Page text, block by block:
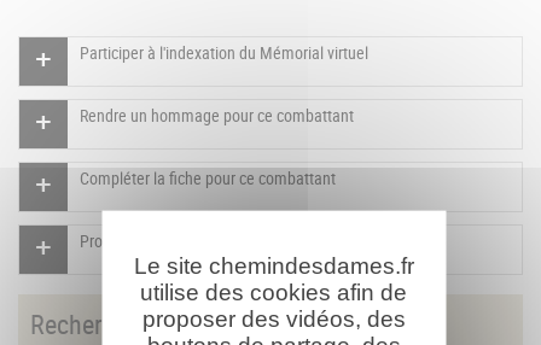
Participer à l'indexation du Mémorial virtuel
Rendre un hommage pour ce combattant
Compléter la fiche pour ce combattant
Proposer un document pour ce combattant
Rechercherun combattant
Le site chemindesdames.fr
utilise des cookies afin de
proposer des vidéos, des